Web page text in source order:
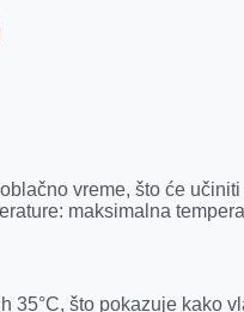
vreme, što će
maksimalna
35°C, što pokazuje kako